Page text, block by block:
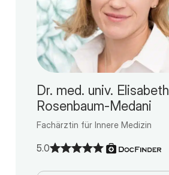
Dr. med. univ. Elisabeth
Rosenbaum-Medani
Fachärztin für Innere Medizin
5.0